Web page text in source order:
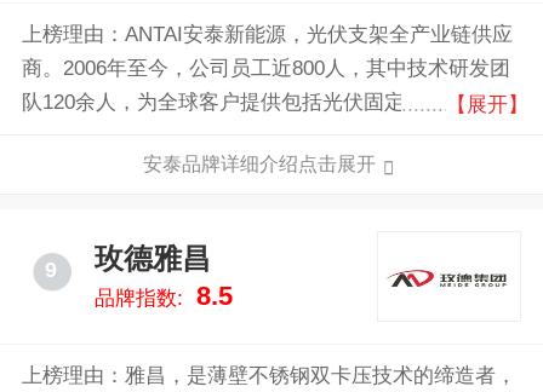
上榜理由：ANTAI安泰新能源，光伏支架全产业链供应
商。2006年至今，公司员工近800人，其中技术研发团
队120余人，为全球客户提供包括光伏固定支架、跟踪
【展开】
安泰品牌详细介绍点击展开
9 玫德雅昌
品牌指数: 8.5
上榜理由：雅昌，是薄壁不锈钢双卡压技术的缔造者，